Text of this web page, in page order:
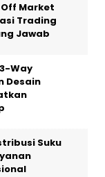
Off Market
Trading
Jawab
Way
Desain
Suku